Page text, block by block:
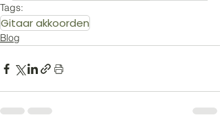
Tags:
Gitaar akkoorden
Blog